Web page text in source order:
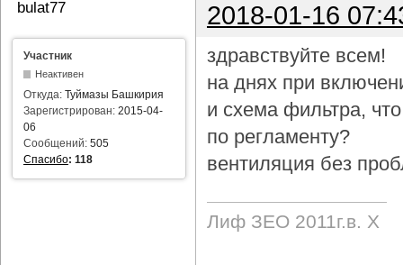
bulat77 2018-01-16
Участник
Неактивен
Откуда: Туймазы Башкирия
Зарегистрирован: 2015-04-
06
Сообщений: 505
Спасибо: 118
здравствуйте всем!
на днях при
и схема фильтра,
по регламенту?
вентиляция без
Лиф ЗЕО 2011г.в. Х